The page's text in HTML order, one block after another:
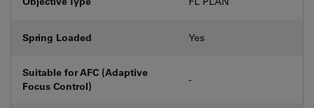
Spring Loaded Yes
Suitable for AFC (Adaptive
Focus Control)
-